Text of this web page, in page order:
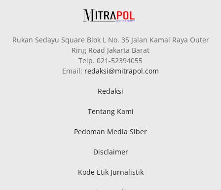
Rukan Sedayu Square Blok L No. 35 Jalan Kamal Raya Outer
Ring Road Jakarta Barat
Telp. 021-52394055
Email: redaksi@mitrapol.com
Redaksi
Tentang Kami
Pedoman Media Siber
Disclaimer
Kode Etik Jurnalistik